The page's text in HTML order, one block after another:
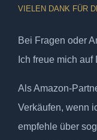
VIELEN DANK FÜR
Bei Fragen oder
Ich freue mich
Als Amazon-
Verkäufen, wenn
empfehle über